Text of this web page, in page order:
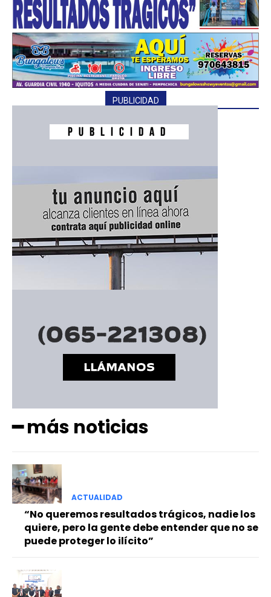
━ Planes
PUBLICIDAD
━ más noticias
ACTUALIDAD
“No queremos resultados trágicos, nadie los
quiere, pero la gente debe entender que no se
puede proteger lo ilícito”